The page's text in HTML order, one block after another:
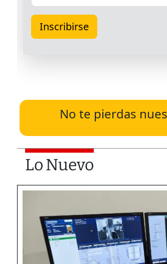
No te pierdas
Lo Nuevo